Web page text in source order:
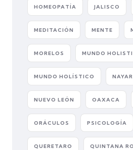
HOMEOPATÍA JALISCO
MEDITACIÓN MENTE
MORELOS MUNDO
MUNDO HOLÍSTICO
NUEVO LEÓN OAXACA
ORÁCULOS PSICOLOGÍA
QUERETARO QUINTANA